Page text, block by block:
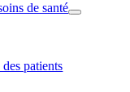
de santé
patients